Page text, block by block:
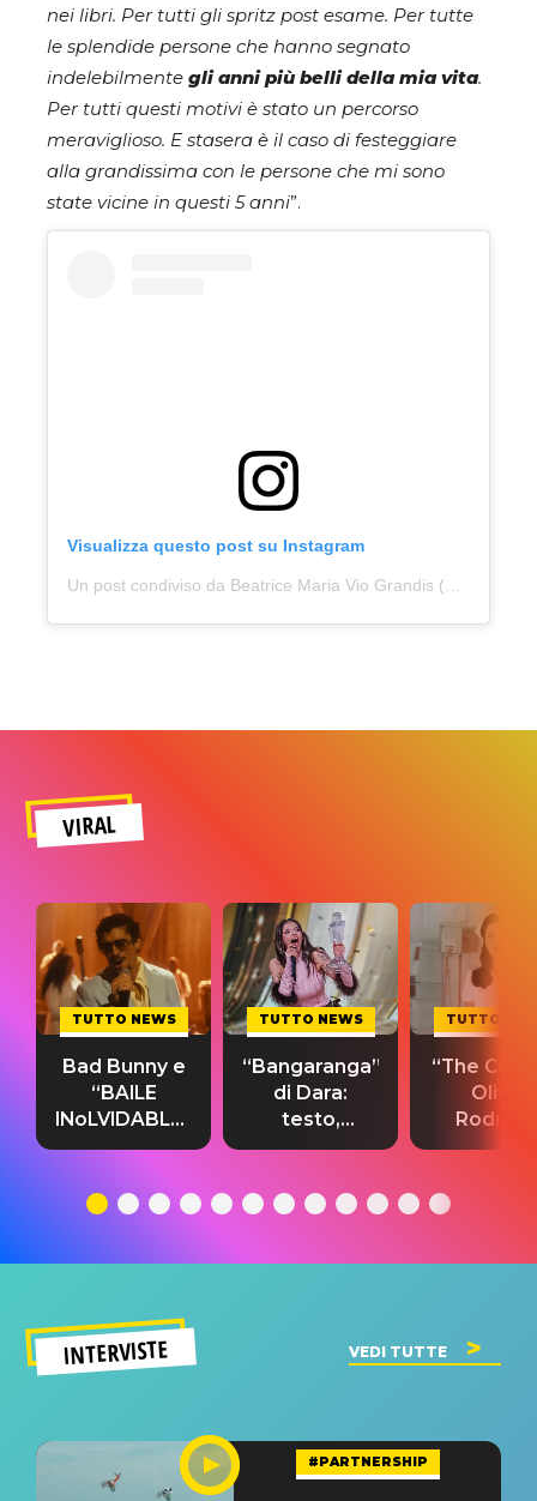
nei libri. Per tutti gli spritz post esame. Per tutte
le splendide persone che hanno segnato
indelebilmente gli anni più belli della mia vita.
Per tutti questi motivi è stato un percorso
meraviglioso. E stasera è il caso di festeggiare
alla grandissima con le persone che mi sono
state vicine in questi 5 anni”.
Visualizza questo post su Instagram
Un post condiviso da Beatrice Maria Vio Grandis (@bebe_vio)
VIRAL
TUTTO NEWS
Bad Bunny e
“BAILE
INoLVIDABLE”:
testo,
significato
TUTTO NEWS
“Bangaranga”
di Dara:
testo,
traduzione e
del singolo
TUTTO
“The
Olivia
testo,
INTERVISTE VEDI TUTTE
#PARTNERSHIP